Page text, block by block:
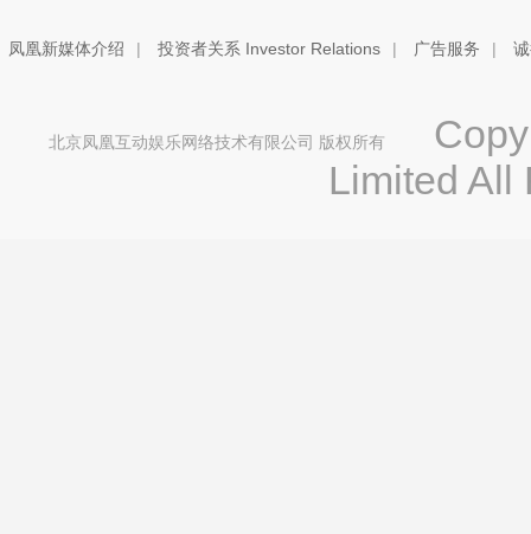
凤凰新媒体介绍 | 投资者关系 Investor Relations | 广告服务 |
北京凤凰互动娱乐网络技术有限公司 版权所有
Limited All